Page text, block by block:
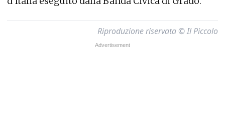
Riproduzione riservata © Il Piccolo